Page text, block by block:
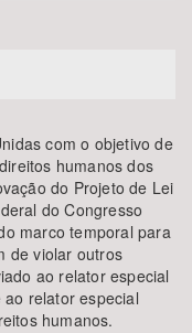
com o objetivo de
humanos dos
do Projeto de Lei
do Congresso
marco temporal para
de violar outros
ao relator especial
relator especial
humanos.